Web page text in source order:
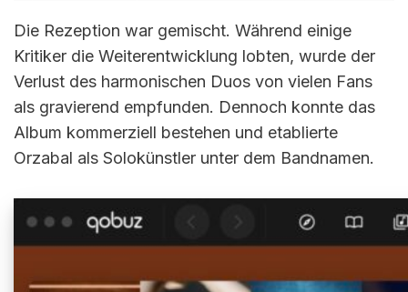
Die Rezeption war gemischt. Während einige
Kritiker die Weiterentwicklung lobten, wurde der
Verlust des harmonischen Duos von vielen Fans
als gravierend empfunden. Dennoch konnte das
Album kommerziell bestehen und etablierte
Orzabal als Solokünstler unter dem Bandnamen.